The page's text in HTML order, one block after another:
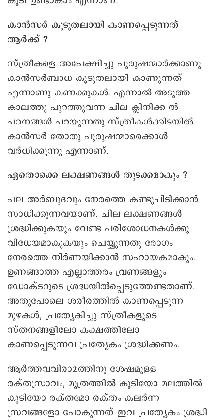
കാൻസർ കൂടുതലായി കാണപ്പെടുന്നത്
ആർക്ക് ?
സ്ത്രീകളെ അപേക്ഷിച്ചു പുരുഷന്മാർക്കാണു
കാൻസർബാധ കൂടുതലായി കാണുന്നത്
എന്നാണു കണക്കുകൾ. എന്നാൽ അടുത്ത
കാലത്തു പുറത്തുവന്ന ചില ക്ലിനിക്ക ൽ
പഠനങ്ങൾ പറയുന്നതു സ്ത്രീകൾക്കിടയിൽ
കാൻസർ തോതു പുരുഷന്മാരെക്കാൾ
വർധിക്കുന്നു എന്നാണ്.
ഏതൊക്കെ ലക്ഷണങ്ങൾ തുടക്കമാകും ?
പല അർബുദവും നേരത്തെ കണ്ടുപിടിക്കാൻ
സാധിക്കുന്നവയാണ്. ചില ലക്ഷണങ്ങൾ
ശ്രദ്ധിക്കുകയും വേണ്ട പരിശോധനകൾക്കു
വിധേയമാകുകയും ചെയ്യുന്നതു രോഗം
നേരത്തെ നിർണയിക്കാൻ സഹായകമാകും.
ഉണങ്ങാത്ത എല്ലാത്തരം വ്രണങ്ങളും
ഡോക്ടറുടെ ശ്രദ്ധയിൽപ്പെടുത്തേണ്ടതാണ്.
അതുപോലെ ശരീരത്തിൽ കാണപ്പെടുന്ന
മുഴകൾ, പ്രത്യേകിച്ചു സ്ത്രീകളുടെ
സ്തനങ്ങളിലോ കക്ഷത്തിലോ
കാണപ്പെടുന്നവ പ്രത്യേകം ശ്രദ്ധിക്കണം.
ആർത്തവവിരാമത്തിനു ശേഷമുള്ള
രക്തസ്രാവം, മൂത്രത്തിൽ കൂടിയോ മലത്തിൽ
കൂടിയോ രക്തമോ രക്തം കലർന്ന
സ്രവങ്ങളോ പോകുന്നത് ഇവ പ്രത്യേകം ശ്രദ്ധി